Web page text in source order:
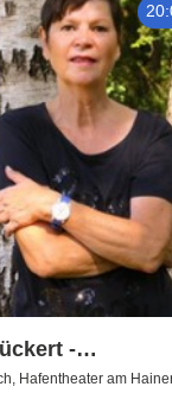
-
am
Hafentheater am